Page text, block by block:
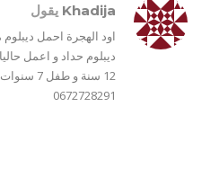
Khadija يقول
اود الهجرة احمل
ديبلوم حداد و اعمل
0672728291